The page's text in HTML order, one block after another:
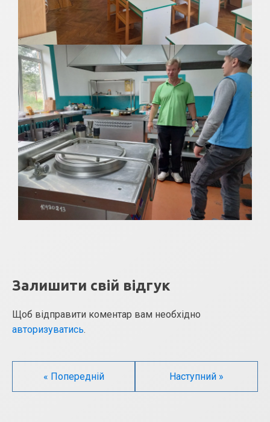
Залишити свій відгук
Щоб відправити коментар вам необхідно
авторизуватись.
« Попередній Наступний »